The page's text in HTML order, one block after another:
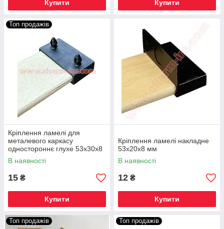
Купити Купити
Топ продажів
Кріплення ламелі для
металевого каркасу
одностороннє глухе 53х30х8
мм з шипами
В наявності
15 ₴
Купити
Кріплення ламелі накладне
53х20х8 мм
В наявності
12 ₴
Купити
Топ продажів Топ продажів